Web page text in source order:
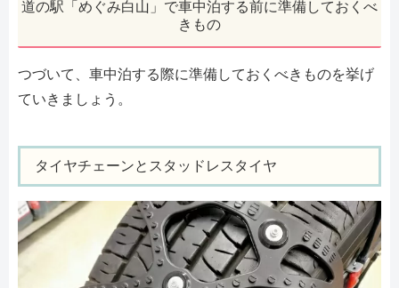
道の駅「めぐみ白山」で車中泊する前に準備しておくべ
きもの
つづいて、車中泊する際に準備しておくべきものを挙げ
ていきましょう。
タイヤチェーンとスタッドレスタイヤ